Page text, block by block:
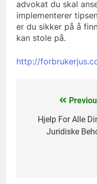
advokat du skal
implementerer
er du sikker på å
kan stole på.
http://
Hjelp For Alle
Juridiske